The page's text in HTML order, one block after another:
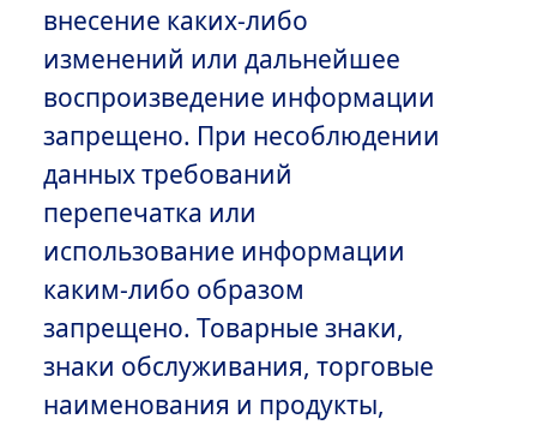
внесение каких-либо
изменений или дальнейшее
воспроизведение информации
запрещено. При несоблюдении
данных требований
перепечатка или
использование информации
каким-либо образом
запрещено. Товарные знаки,
знаки обслуживания, торговые
наименования и продукты,